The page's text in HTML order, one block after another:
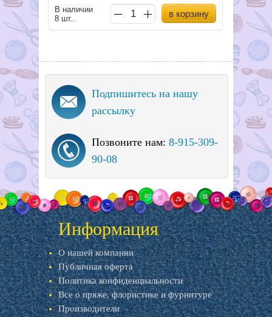
В наличии
8 шт..
в корзину
Подпишитесь на нашу
рассылку
Позвоните нам: 8-915-309-
90-08
Информация
О нашей компании
Публичная оферта
Политика конфиденциальности
Все о пряже, флористике и фурнитуре
Производители